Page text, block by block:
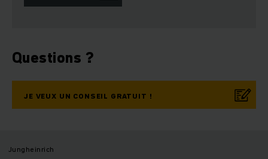
Questions ?
JE VEUX UN CONSEIL GRATUIT !
Jungheinrich